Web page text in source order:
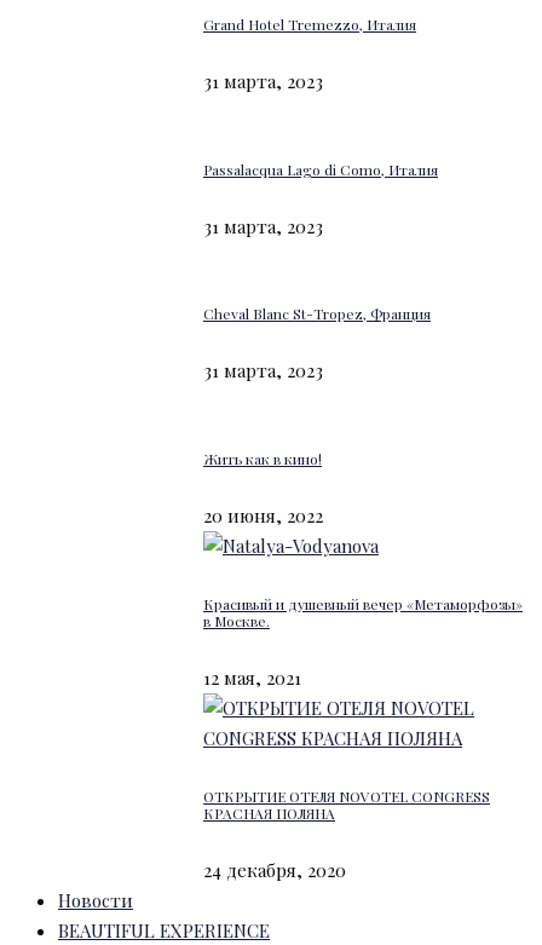
Grand Hotel Tremezzo, Италия
31 марта, 2023
Passalacqua Lago di Como, Италия
31 марта, 2023
Cheval Blanc St-Tropez, Франция
31 марта, 2023
Жить как в кино!
20 июня, 2022
Красивый и душевный вечер «Метаморфозы»
в Москве.
12 мая, 2021
ОТКРЫТИЕ ОТЕЛЯ NOVOTEL CONGRESS
КРАСНАЯ ПОЛЯНА
24 декабря, 2020
Новости
BEAUTIFUL EXPERIENCE